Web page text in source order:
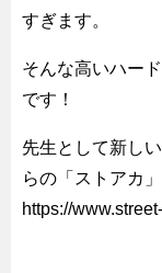
すぎます。
そんな高いハー
です！
先生として新し
らの「ストアカ
https://